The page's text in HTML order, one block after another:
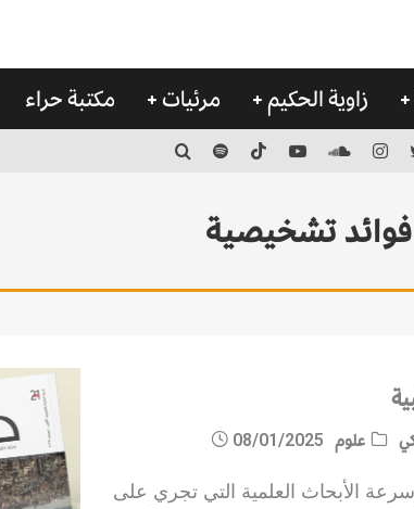
زاوية الحكيم مرئيات مكتبة حراء
فوائد تشخيصية
علوم 08/01/2025
الأبحاث العلمية التي تجري على